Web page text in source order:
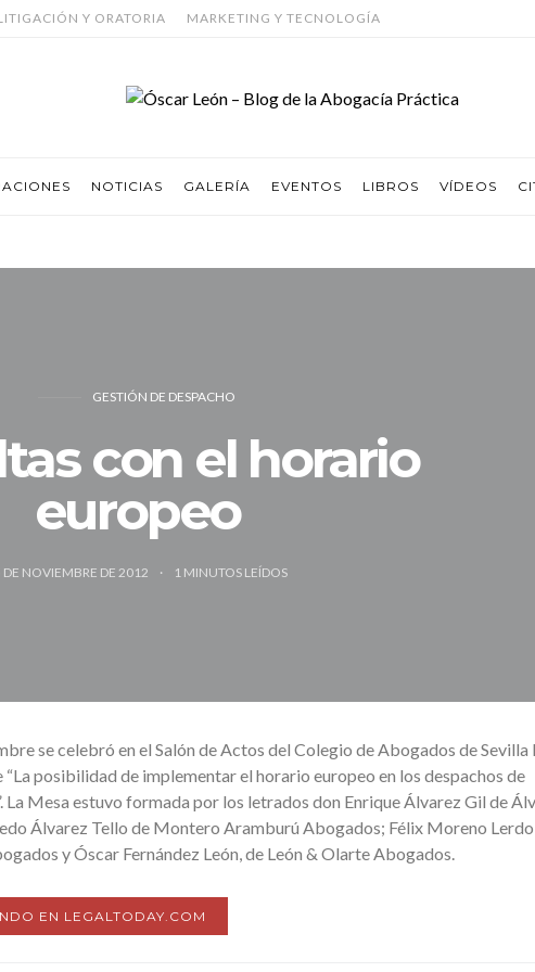
Y ORATORIA MARKETING Y TECNOLOGÍA
NOTICIAS GALERÍA EVENTOS LIBROS VÍDEOS
GESTIÓN DE DESPACHO
con el horario
europeo
DE NOVIEMBRE DE 2012 1 MINUTOS LEÍDOS
se celebró en el Salón de Actos del Colegio de Abogados de Sevilla
posibilidad de implementar el horario europeo en los despachos de
La Mesa estuvo formada por los letrados don Enrique Álvarez Gil de
Álvarez Tello de Montero Aramburú Abogados; Félix Moreno
y Óscar Fernández León, de León & Olarte Abogados.
EN LEGALTODAY.COM